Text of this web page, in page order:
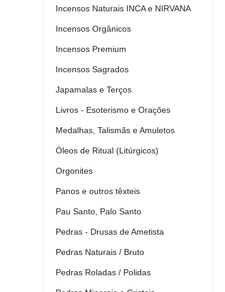
Batik Indiano Buda / Pano Indiano
8.95
Incensos Naturais INCA e NIRVANA
Incensos Orgânicos
Incensos Premium
Incensos Sagrados
Japamalas e Terços
Livros - Esoterismo e Orações
Medalhas, Talismãs e Amuletos
Óleos de Ritual (Litúrgicos)
Orgonites
Panos e outros têxteis
Pau Santo, Palo Santo
Pedras - Drusas de Ametista
Pedras Naturais / Bruto
Pedras Roladas / Polidas